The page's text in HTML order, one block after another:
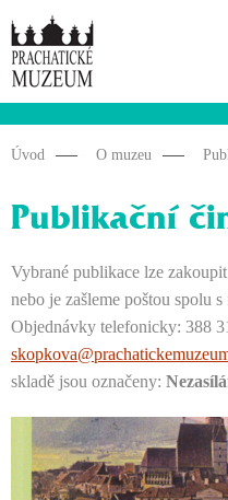
Úvod O muzeu
Publikační
Vybrané publikace lze
nebo je zašleme poštou spolu
Objednávky telefonicky: 388
skladě jsou označeny: